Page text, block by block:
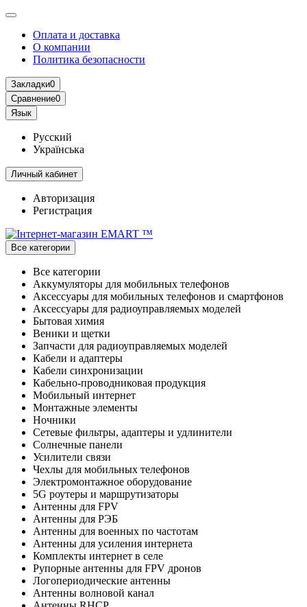
Оплата и доставка
О компании
Политика безопасности
Закладки0
Сравнение0
Язык
Русский
Українська
Личный кабинет
Авторизация
Регистрация
Все категории
Все категории
Аккумуляторы для мобильных телефонов
Аксессуары для мобильных телефонов и смартфонов
Аксессуары для радиоуправляемых моделей
Бытовая химия
Веники и щетки
Запчасти для радиоуправляемых моделей
Кабели и адаптеры
Кабели синхронизации
Кабельно-проводниковая продукция
Мобильный интернет
Монтажные элементы
Ночники
Сетевые фильтры, адаптеры и удлинители
Солнечные панели
Усилители связи
Чехлы для мобильных телефонов
Электромонтажное оборудование
5G роутеры и маршрутизаторы
Антенны для FPV
Антенны для РЭБ
Антенны для военных по частотам
Антенны для усиления интернета
Комплекты интернет в селе
Рупорные антенны для FPV дронов
Логопериодические антенны
Антенны волновой канал